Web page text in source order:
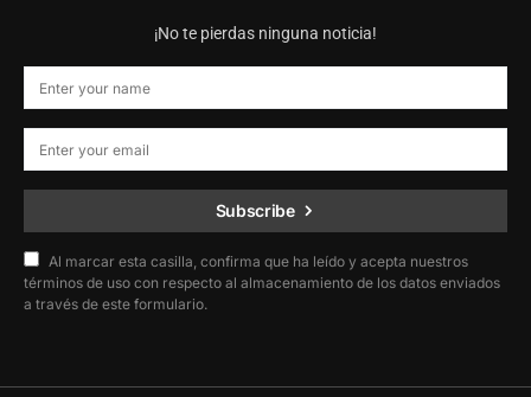
¡No te pierdas ninguna noticia!
Subscribe
Al marcar esta casilla, confirma que ha leído y acepta nuestros
términos de uso con respecto al almacenamiento de los datos enviados
a través de este formulario.